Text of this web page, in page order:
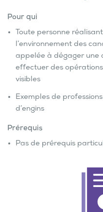
Pour qui
Toute personne
l’environnement des
appelée à dégager une
effectuer des
visibles
Exemples de
d’engins
Prérequis
Pas de prérequis